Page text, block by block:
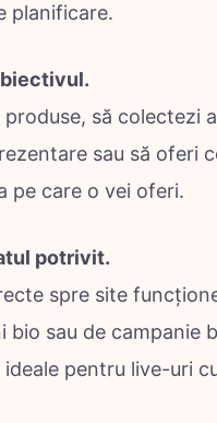
planificare.
produse, să colectezi
sau să oferi
pe care o vei oferi.
potrivit.
spre site
bio sau de campanie
ideale pentru live-uri